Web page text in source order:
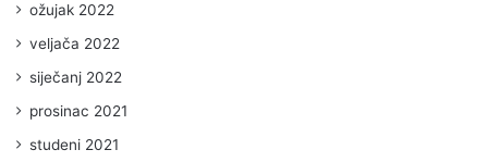
ožujak 2022
veljača 2022
siječanj 2022
prosinac 2021
studeni 2021